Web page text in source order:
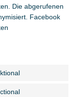
Die abgerufenen
Facebook